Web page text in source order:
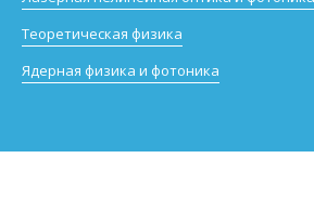
Теоретическая физика
Ядерная физика и фотоника